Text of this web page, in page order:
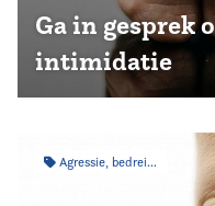
Ga in gesprek
intimidatie
Agressie, bedreiging & intimidatie